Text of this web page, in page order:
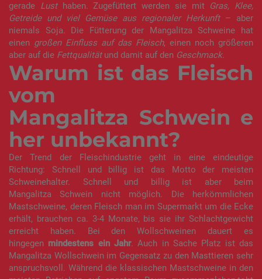
gerade Lusthaben. Zugefüttert werden sie mit Gras, Klee,
Getreide und viel Gemüse aus regionaler Herkunft– aber
niemals Soja. Die Fütterung der Mangalitza Schweine hat
einen großen Einfluss auf das Fleisch, einen noch größeren
aber auf die Fettqualitätund damit auf den Geschmack.
Warum ist das Fleisch
vom
Mangalitza Schwein e
her unbekannt?
Der Trend der Fleischindustrie geht in eine eindeutige
Richtung: Schnell und billig ist das Motto der meisten
Schweinehalter. Schnell und billig ist aber beim
Mangalitza Schwein nicht möglich. Die herkömmlichen
Mastschweine, deren Fleisch man im Supermarkt um die Ecke
erhält, brauchen ca. 3-4 Monate, bis sie ihr Schlachtgewicht
erreicht haben. Bei den Wollschweinen dauert es
hingegen mindestens ein Jahr. Auch in Sache Platz ist das
Mangalitza Wollschwein im Gegensatz zu den Masttieren sehr
anspruchsvoll. Während die klassischen Mastschweine in den